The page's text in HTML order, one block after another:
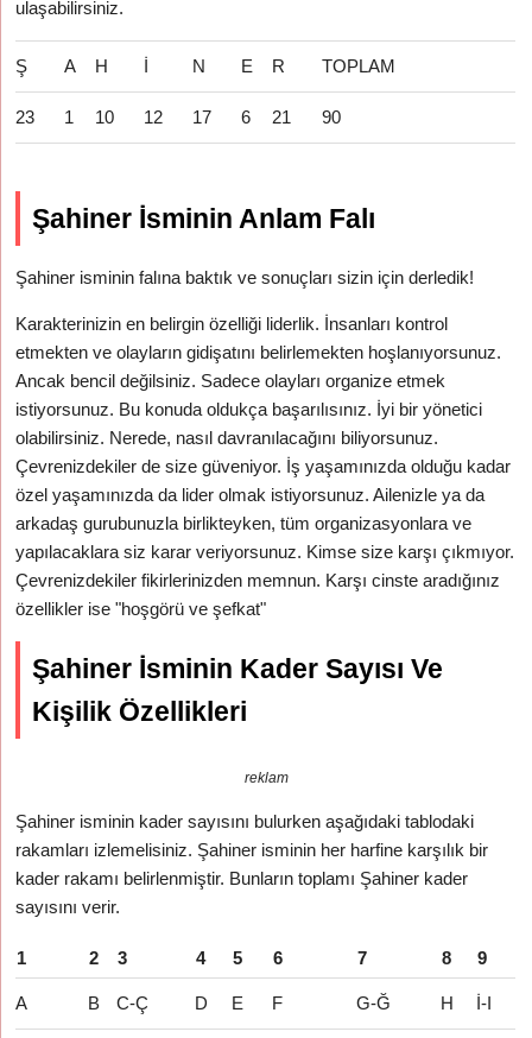
ulaşabilirsiniz.
Ş A H İ N E R TOPLAM
23 1 10 12 17 6 21 90
Şahiner İsminin Anlam Falı
Şahiner isminin falına baktık ve sonuçları sizin için derledik!
Karakterinizin en belirgin özelliği liderlik. İnsanları kontrol
etmekten ve olayların gidişatını belirlemekten hoşlanıyorsunuz.
Ancak bencil değilsiniz. Sadece olayları organize etmek
istiyorsunuz. Bu konuda oldukça başarılısınız. İyi bir yönetici
olabilirsiniz. Nerede, nasıl davranılacağını biliyorsunuz.
Çevrenizdekiler de size güveniyor. İş yaşamınızda olduğu kadar
özel yaşamınızda da lider olmak istiyorsunuz. Ailenizle ya da
arkadaş gurubunuzla birlikteyken, tüm organizasyonlara ve
yapılacaklara siz karar veriyorsunuz. Kimse size karşı çıkmıyor.
Çevrenizdekiler fikirlerinizden memnun. Karşı cinste aradığınız
özellikler ise "hoşgörü ve şefkat"
Şahiner İsminin Kader Sayısı Ve
Kişilik Özellikleri
reklam
Şahiner isminin kader sayısını bulurken aşağıdaki tablodaki
rakamları izlemelisiniz. Şahiner isminin her harfine karşılık bir
kader rakamı belirlenmiştir. Bunların toplamı Şahiner kader
sayısını verir.
1 2 3 4 5 6 7 8 9
A B C-Ç D E F G-Ğ H İ-I